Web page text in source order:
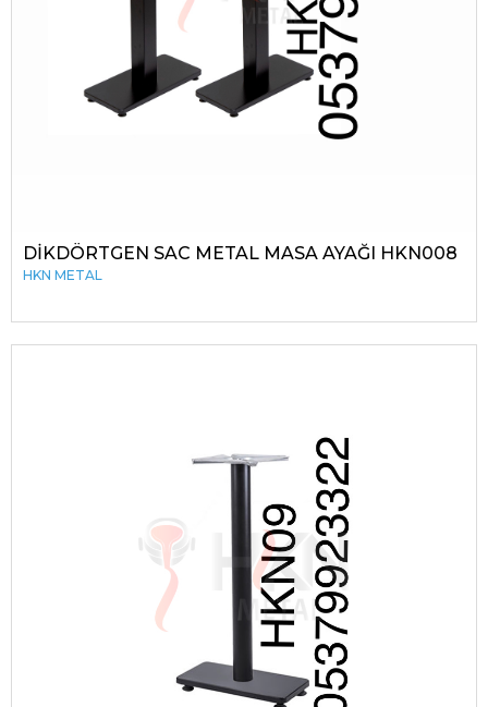
DİKDÖRTGEN SAC METAL MASA AYAĞI HKN008
HKN METAL